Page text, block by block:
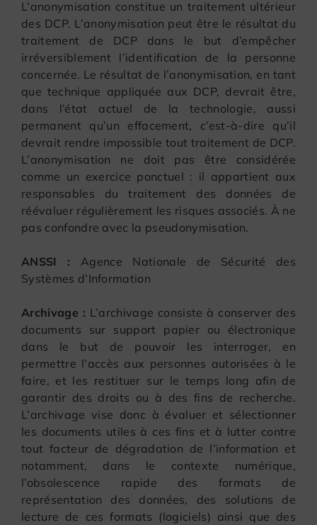
L’anonymisation constitue un traitement ultérieur
des DCP. L’anonymisation peut être le résultat du
traitement de DCP dans le but d’empêcher
irréversiblement l’identification de la personne
concernée. Le résultat de l’anonymisation, en tant
que technique appliquée aux DCP, devrait être,
dans l’état actuel de la technologie, aussi
permanent qu’un effacement, c’est-à-dire qu’il
devrait rendre impossible tout traitement de DCP.
L’anonymisation ne doit pas être considérée
comme un exercice ponctuel : il appartient aux
responsables du traitement des données de
réévaluer régulièrement les risques associés. À ne
pas confondre avec la pseudonymisation.
ANSSI : Agence Nationale de Sécurité des
Systèmes d’Information
Archivage : L’archivage consiste à conserver des
documents sur support papier ou électronique
dans le but de pouvoir les interroger, en
permettre l’accès aux personnes autorisées à le
faire, et les restituer sur le temps long afin de
garantir des droits ou à des fins de recherche.
L’archivage vise donc à évaluer et sélectionner
les documents utiles à ces fins et à lutter contre
tout facteur de dégradation de l’information et
notamment, dans le contexte numérique,
l’obsolescence rapide des formats de
représentation des données, des solutions de
lecture de ces formats (logiciels) ainsi que des